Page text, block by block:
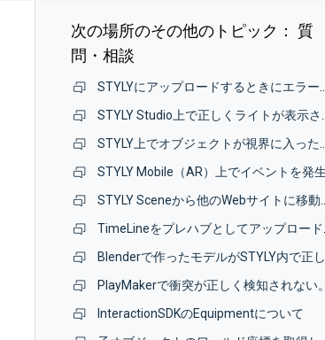
次の場所のその他のトピック： 質
問・相談
PlayMakerで衝突が正しく検知されない。
InteractionSDKのEquipmentについて